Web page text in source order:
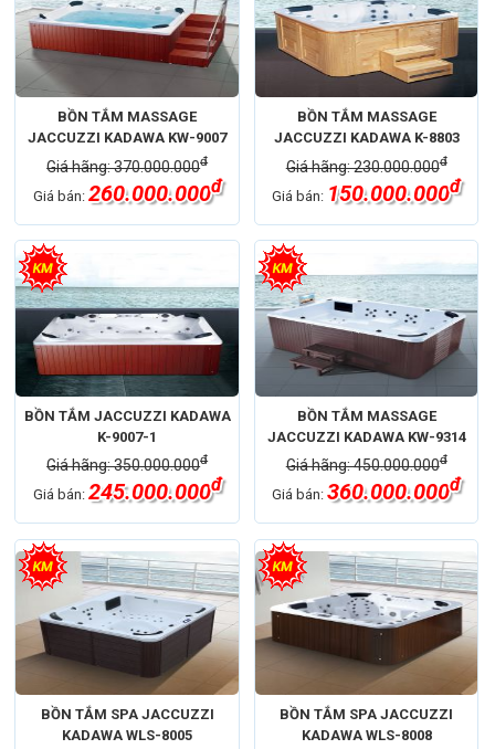
BỒN TẮM MASSAGE
JACCUZZI KADAWA KW-9007
Giá hãng: 370.000.000đ
Giá bán: 260.000.000đ
BỒN TẮM MASSAGE
JACCUZZI KADAWA K-8803
Giá hãng: 230.000.000đ
Giá bán: 150.000.000đ
BỒN TẮM JACCUZZI KADAWA
K-9007-1
Giá hãng: 350.000.000đ
Giá bán: 245.000.000đ
BỒN TẮM MASSAGE
JACCUZZI KADAWA KW-9314
Giá hãng: 450.000.000đ
Giá bán:360.000.000đ
BỒN TẮM SPA JACCUZZI
KADAWA WLS-8005
BỒN TẮM SPA JACCUZZI
KADAWA WLS-8008